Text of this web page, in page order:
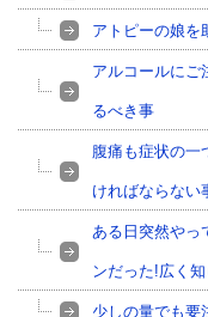
アトピーの娘を
アルコールにご
るべき事
腹痛も症状の一
ければならない
ある日突然やっ
ンだった!広く
少しの量でも要